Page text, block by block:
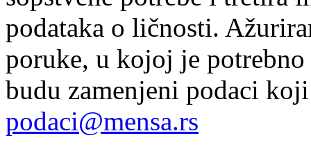
podataka o ličnosti.
poruke, u kojoj je
budu zamenjeni podaci
podaci@mensa.rs